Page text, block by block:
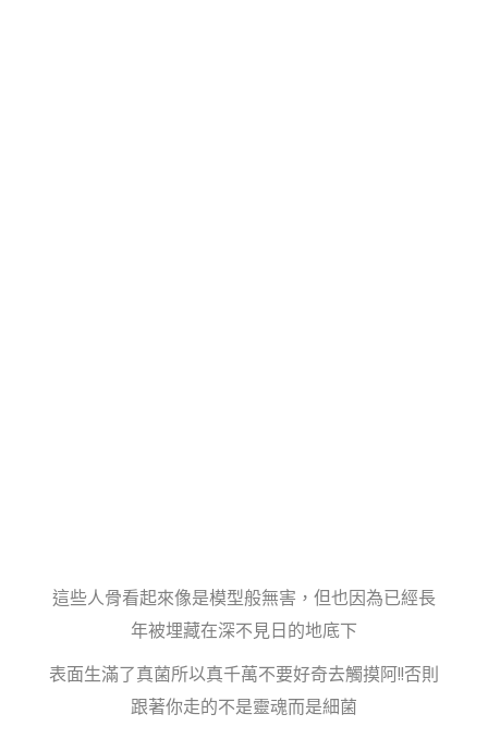
這些人骨看起來像是模型般無害，但也因為已經長
年被埋藏在深不見日的地底下
表面生滿了真菌所以真千萬不要好奇去觸摸阿!!否則
跟著你走的不是靈魂而是細菌